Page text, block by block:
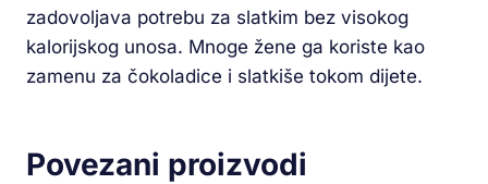
zadovoljava potrebu za slatkim bez visokog
kalorijskog unosa. Mnoge žene ga koriste kao
zamenu za čokoladice i slatkiše tokom dijete.
Povezani proizvodi